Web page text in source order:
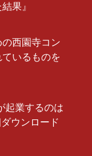
果』
西園寺コン
いるものを
業するのは
ウンロード